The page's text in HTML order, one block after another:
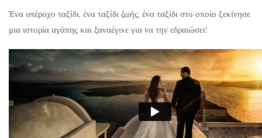
Ένα υπέροχο ταξίδι, ένα ταξίδι ζωής, ένα ταξίδι στο οποίο ξεκίνησε
μια ιστορία αγάπης και ξαναέγινε για να την εδραιώσει!